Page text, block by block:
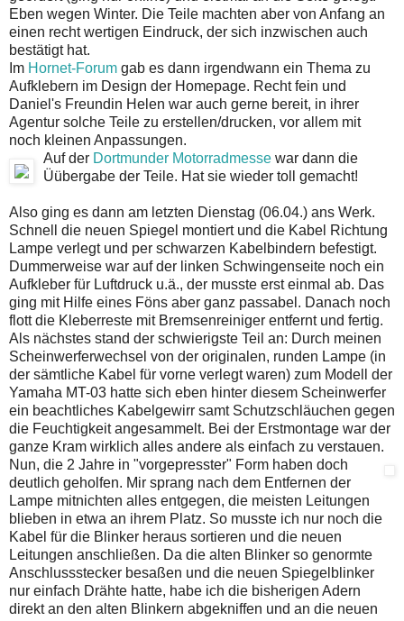
Eben wegen Winter. Die Teile machten aber von Anfang an
einen recht wertigen Eindruck, der sich inzwischen auch
bestätigt hat.
Im Hornet-Forum gab es dann irgendwann ein Thema zu
Aufklebern im Design der Homepage. Recht fein und
Daniel's Freundin Helen war auch gerne bereit, in ihrer
Agentur solche Teile zu erstellen/drucken, vor allem mit
noch kleinen Anpassungen.
Auf der Dortmunder Motorradmesse war dann die
Üübergabe der Teile. Hat sie wieder toll gemacht!
Also ging es dann am letzten Dienstag (06.04.) ans Werk.
Schnell die neuen Spiegel montiert und die Kabel Richtung
Lampe verlegt und per schwarzen Kabelbindern befestigt.
Dummerweise war auf der linken Schwingenseite noch ein
Aufkleber für Luftdruck u.ä., der musste erst einmal ab. Das
ging mit Hilfe eines Föns aber ganz passabel. Danach noch
flott die Kleberreste mit Bremsenreiniger entfernt und fertig.
Als nächstes stand der schwierigste Teil an: Durch meinen
Scheinwerferwechsel von der originalen, runden Lampe (in
der sämtliche Kabel für vorne verlegt waren) zum Modell der
Yamaha MT-03 hatte sich eben hinter diesem Scheinwerfer
ein beachtliches Kabelgewirr samt Schutzschläuchen gegen
die Feuchtigkeit angesammelt. Bei der Erstmontage war der
ganze Kram wirklich alles andere als einfach zu verstauen.
Nun, die 2 Jahre in "vorgepresster" Form haben doch
deutlich geholfen. Mir sprang nach dem Entfernen der
Lampe mitnichten alles entgegen, die meisten Leitungen
blieben in etwa an ihrem Platz. So musste ich nur noch die
Kabel für die Blinker heraus sortieren und die neuen
Leitungen anschließen. Da die alten Blinker so genormte
Anschlussstecker besaßen und die neuen Spiegelblinker
nur einfach Drähte hatte, habe ich die bisherigen Adern
direkt an den alten Blinkern abgekniffen und an die neuen